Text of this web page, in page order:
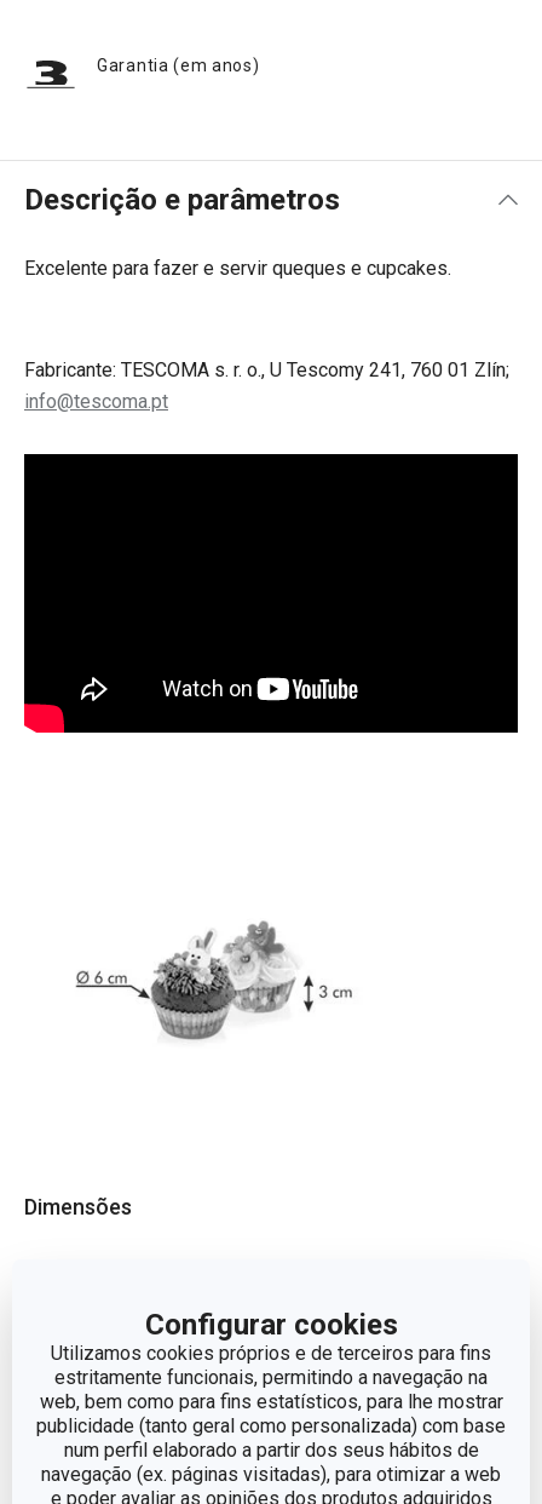
Configurar cookies
Utilizamos cookies próprios e de terceiros para fins
estritamente funcionais, permitindo a navegação na
web, bem como para fins estatísticos, para lhe mostrar
publicidade (tanto geral como personalizada) com base
num perfil elaborado a partir dos seus hábitos de
navegação (ex. páginas visitadas), para otimizar a web
e poder avaliar as opiniões dos produtos adquiridos
Garantia (em anos)
Descrição e parâmetros
Excelente para fazer e servir queques e cupcakes.
Fabricante: TESCOMA s. r. o., U Tescomy 241, 760 01 Zlín;
info@tescoma.pt
Dimensões
Outros parâmetros
CATEGORIA Decorar bolos e biscoitos